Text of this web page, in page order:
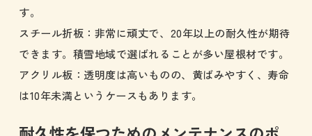
す。
スチール折板：非常に頑丈で、20年以上の耐久性が期待
できます。積雪地域で選ばれることが多い屋根材です。
アクリル板：透明度は高いものの、黄ばみやすく、寿命
は10年未満というケースもあります。